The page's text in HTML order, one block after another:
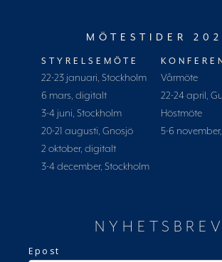
MÖTESTIDER
STYRELSEMÖTE
22-23 januari, Stockholm
6 mars, digitalt
3-4 juni, Stockholm
20-21 augusti, Gnosjö
2 oktober, digitalt
3-4 december, Stockholm
Vårmöte
22-24 april,
Höstmöte
5-6
NYHETSBREV
Epost